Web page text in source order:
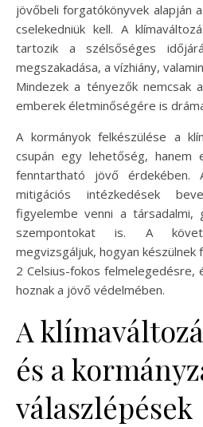
jövőbeli forgatókönyvek alapján
cselekedniük kell. A
tartozik a szélsőséges
megszakadása, a vízhiány,
Mindezek a tényezők nemcsak
emberek életminőségére is
A kormányok felkészülése a
csupán egy lehetőség, hanem
fenntartható jövő érdekében.
mitigációs intézkedések
figyelembe venni a társadalmi,
szempontokat is. A
megvizsgáljuk, hogyan készülnek
2 Celsius-fokos felmelegedésre,
hoznak a jövő védelmében.
A
és a
válaszlépések